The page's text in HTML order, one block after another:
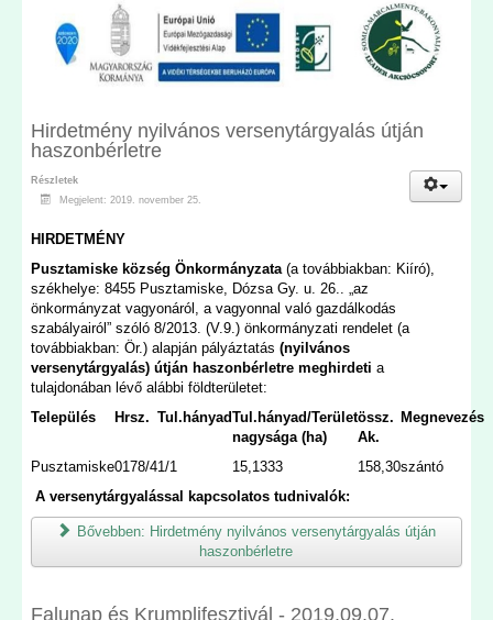
Hirdetmény nyilvános versenytárgyalás útján
haszonbérletre
Részletek
Megjelent: 2019. november 25.
HIRDETMÉNY
Pusztamiske község Önkormányzata (a továbbiakban: Kiíró),
székhelye: 8455 Pusztamiske, Dózsa Gy. u. 26.. „az
önkormányzat vagyonáról, a vagyonnal való gazdálkodás
szabályairól” szóló 8/2013. (V.9.) önkormányzati rendelet (a
továbbiakban: Ör.) alapján pályáztatás(nyilvános
versenytárgyalás) útján haszonbérletre meghirdetia
tulajdonában lévő alábbi földterületet:
Település
Hrsz. Tul.hányadTul.hányad/Terület
nagysága (ha)
össz.
Ak.
Megnevezés
Pusztamiske0178/41/1 15,1333 158,30szántó
A versenytárgyalással kapcsolatos tudnivalók:
Bővebben: Hirdetmény nyilvános versenytárgyalás útján
haszonbérletre
Falunap és Krumplifesztivál - 2019.09.07.